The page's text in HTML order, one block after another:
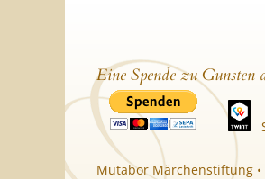
Eine Spende zu Gunsten
Mutabor Märchenstiftung